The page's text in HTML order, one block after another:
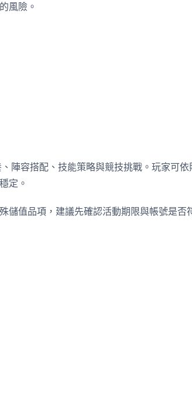
風險。
陣容搭配、技能策略與競技挑戰。玩家可
定。
儲值品項，建議先確認活動期限與帳號是否